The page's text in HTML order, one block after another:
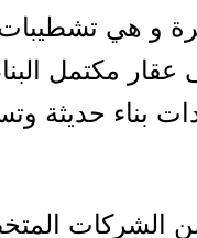
و هي تشطيبات
مكتمل
بناء حديثة
من الشركات